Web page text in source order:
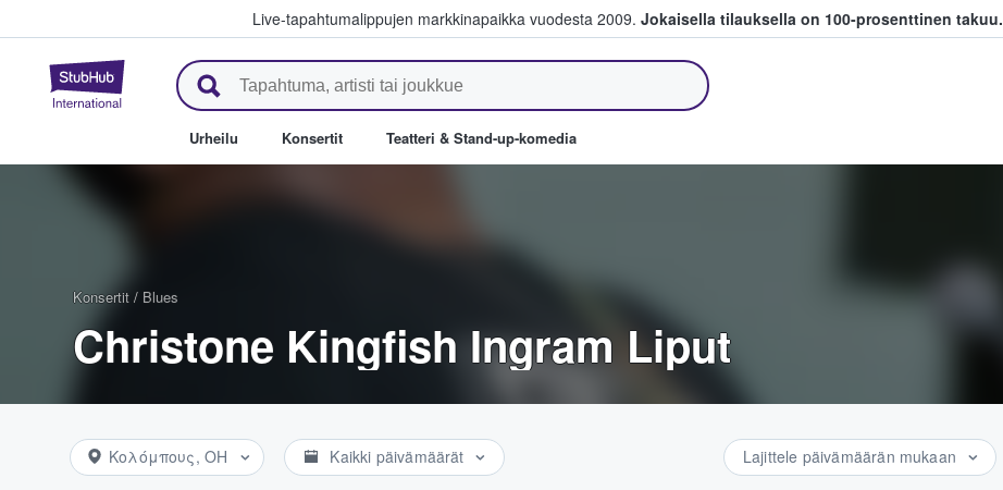
Live-tapahtumalippujen markkinapaikka vuodesta 2009. Jokaisella tilauksella on 100-prosenttinen takuu.
StubHub - missä fanit ostavat ja myyvät lippuja
Urheilu Konsertit Teatteri & Stand-up-komedia
Konsertit / Blues
Christone Kingfish Ingram Liput
Κολόμπους, OH Kaikki päivämäärät Lajittele päivämäärän mukaan